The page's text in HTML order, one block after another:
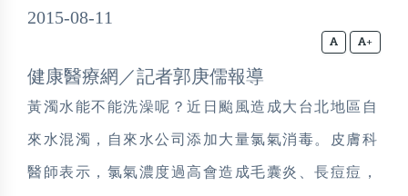
2015-08-11
+
健康醫療網／記者郭庚儒報導
黃濁水能不能洗澡呢？近日颱風造成大台北地區自
來水混濁，自來水公司添加大量氯氣消毒。皮膚科
醫師表示，氯氣濃度過高會造成毛囊炎、長痘痘，